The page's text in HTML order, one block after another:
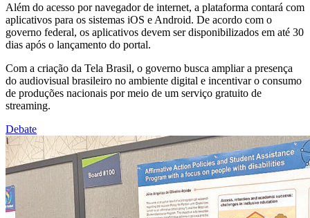
Além do acesso por navegador de internet, a plataforma contará com
aplicativos para os sistemas iOS e Android. De acordo com o
governo federal, os aplicativos devem ser disponibilizados em até 30
dias após o lançamento do portal.
Com a criação da Tela Brasil, o governo busca ampliar a presença
do audiovisual brasileiro no ambiente digital e incentivar o consumo
de produções nacionais por meio de um serviço gratuito de
streaming.
Debate